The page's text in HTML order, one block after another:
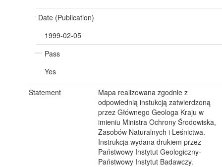
Date (Publication)
1999-02-05
Pass
Yes
Statement
Mapa realizowana zgodnie z
odpowiednią instukcją zatwierdzoną
przez Głównego Geologa Kraju w
imieniu Ministra Ochrony Środowiska,
Zasobów Naturalnych i Leśnictwa.
Instrukcja wydana drukiem przez
Państwowy Instytut Geologiczny-
Państwowy Instytut Badawczy.